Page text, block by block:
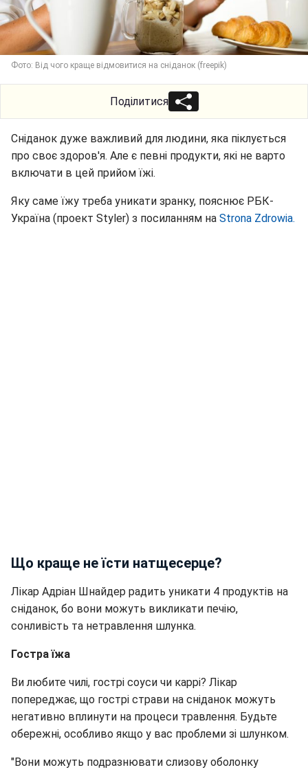
Фото: Від чого краще відмовитися на сніданок (freepik)
Поділитися
Сніданок дуже важливий для людини, яка піклується
про своє здоров'я. Але є певні продукти, які не варто
включати в цей прийом їжі.
Яку саме їжу треба уникати зранку, пояснює РБК-
Україна (проект Styler) з посиланням на Strona Zdrowia.
Що краще не їсти натщесерце?
Лікар Адріан Шнайдер радить уникати 4 продуктів на
сніданок, бо вони можуть викликати печію,
сонливість та нетравлення шлунка.
Гостра їжа
Ви любите чилі, гострі соуси чи каррі? Лікар
попереджає, що гострі страви на сніданок можуть
негативно вплинути на процеси травлення. Будьте
обережні, особливо якщо у вас проблеми зі шлунком.
"Вони можуть подразнювати слизову оболонку